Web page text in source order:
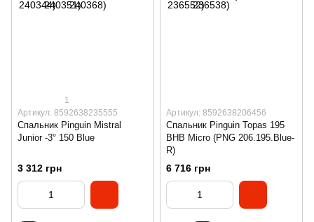
1
Артикул: 8592638235555
Спальник Pinguin Mistral
Junior -3° 150 Blue
3 312 грн
Артикул: 8592638206456
Спальник Pinguin Topas 195
BHB Micro (PNG 206.195.Blue-
R)
6 716 грн